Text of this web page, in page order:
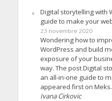
Digital storytelling with
guide to make your
23 novembre 2020
Wondering how to
WordPress and build
exposure of your
way. The post Digital
an all-in-one guide to
appeared first on Meks.
Ivana Cirkovic